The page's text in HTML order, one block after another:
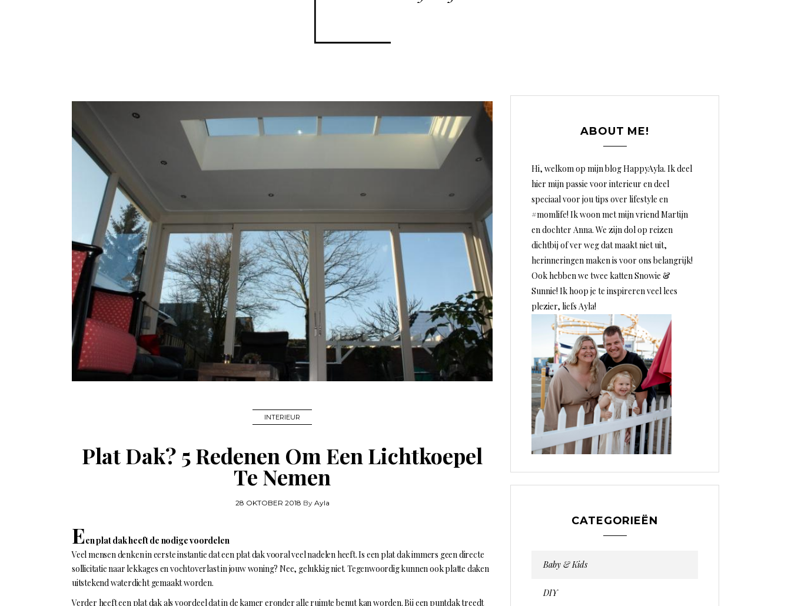
INTERIEUR
Plat Dak? 5 Redenen Om Een Lichtkoepel
Te Nemen
28 OKTOBER 2018 By Ayla
Een plat dak heeft de nodige voordelen
Veel mensen denken in eerste instantie dat een plat dak vooral veel nadelen heeft. Is een plat dak immers geen directe
sollicitatie naar lekkages en vochtoverlast in jouw woning? Nee, gelukkig niet. Tegenwoordig kunnen ook platte daken
uitstekend waterdicht gemaakt worden.
Verder heeft een plat dak als voordeel dat in de kamer eronder alle ruimte benut kan worden. Bij een puntdak treedt
ABOUT ME!
Hi, welkom op mijn blog HappyAyla. Ik deel
hier mijn passie voor interieur en deel
speciaal voor jou tips over lifestyle en
#momlife! Ik woon met mijn vriend Martijn
en dochter Anna. We zijn dol op reizen
dichtbij of ver weg dat maakt niet uit,
herinneringen maken is voor ons belangrijk!
Ook hebben we twee katten Snowie &
Sunnie! Ik hoop je te inspireren veel lees
plezier, liefs Ayla!
CATEGORIEËN
Baby & Kids
DIY